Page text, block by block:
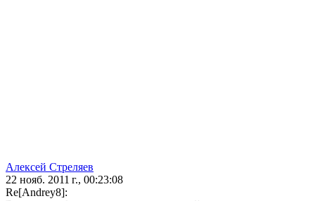
Алексей Стреляев
22 нояб. 2011 г., 00:23:08
Re[Andrey8]: